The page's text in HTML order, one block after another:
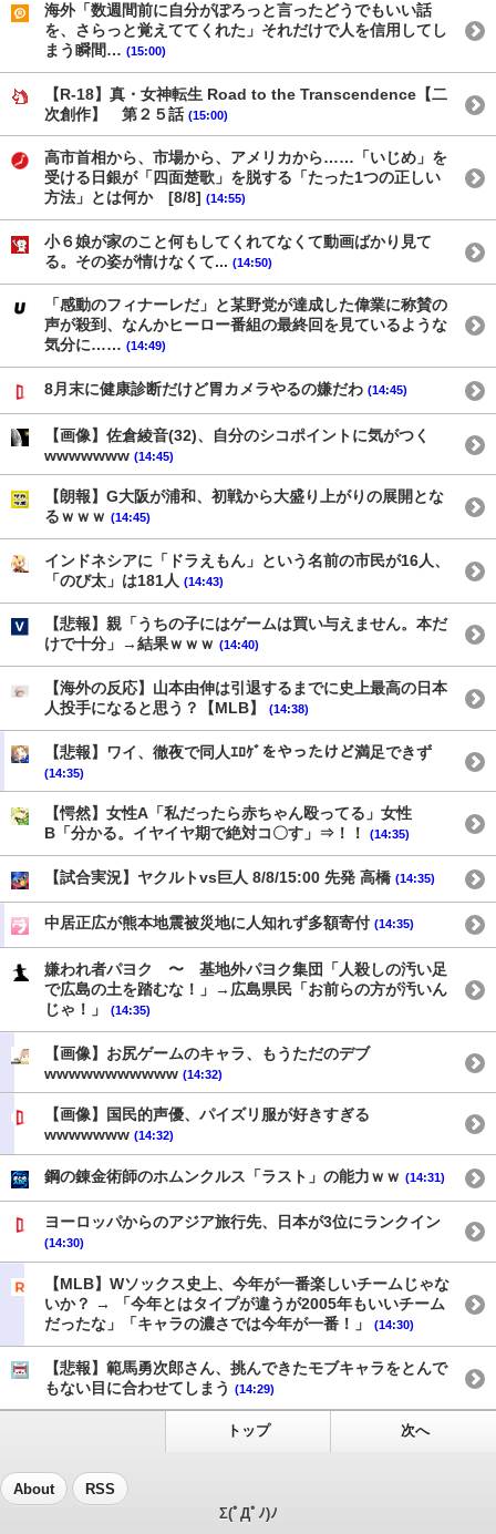
海外「数週間前に自分がぽろっと言ったどうでもいい話
を、さらっと覚えててくれた」それだけで人を信用してし
まう瞬間… (15:00)
【R-18】真・女神転生 Road to the Transcendence【二
次創作】 第２５話 (15:00)
高市首相から、市場から、アメリカから……「いじめ」を
受ける日銀が「四面楚歌」を脱する「たった1つの正しい
方法」とは何か [8/8] (14:55)
小６娘が家のこと何もしてくれてなくて動画ばかり見て
る。その姿が情けなくて... (14:50)
「感動のフィナーレだ」と某野党が達成した偉業に称賛の
声が殺到、なんかヒーロー番組の最終回を見ているような
気分に…… (14:49)
8月末に健康診断だけど胃カメラやるの嫌だわ (14:45)
【画像】佐倉綾音(32)、自分のシコポイントに気がつく
wwwwwww (14:45)
【朗報】G大阪が浦和、初戦から大盛り上がりの展開とな
るｗｗｗ (14:45)
インドネシアに「ドラえもん」という名前の市民が16人、
「のび太」は181人 (14:43)
【悲報】親「うちの子にはゲームは買い与えません。本だ
けで十分」→結果ｗｗｗ (14:40)
【海外の反応】山本由伸は引退するまでに史上最高の日本
人投手になると思う？【MLB】
(14:38)
【悲報】ワイ、徹夜で同人ｴﾛｹﾞをやったけど満足できず
(14:35)
【愕然】女性A「私だったら赤ちゃん殴ってる」女性
B「分かる。イヤイヤ期で絶対コ〇す」⇒！！
(14:35)
【試合実況】ヤクルトvs巨人 8/8/15:00 先発 高橋 (14:35)
中居正広が熊本地震被災地に人知れず多額寄付 (14:35)
嫌われ者パヨク 〜 基地外パヨク集団「人殺しの汚い足
で広島の土を踏むな！」→広島県民「お前らの方が汚いん
じゃ！」
(14:35)
【画像】お尻ゲームのキャラ、もうただのデブ
wwwwwwwwwww (14:32)
【画像】国民的声優、パイズリ服が好きすぎる
wwwwwww (14:32)
鋼の錬金術師のホムンクルス「ラスト」の能力ｗｗ (14:31)
ヨーロッパからのアジア旅行先、日本が3位にランクイン
(14:30)
【MLB】Wソックス史上、今年が一番楽しいチームじゃな
いか？ → 「今年とはタイプが違うが2005年もいいチーム
だったな」「キャラの濃さでは今年が一番！」
(14:30)
【悲報】範馬勇次郎さん、挑んできたモブキャラをとんで
もない目に合わせてしまう (14:29)
トップ 次へ
About RSS
Σ(ﾟДﾟﾉ)ﾉ